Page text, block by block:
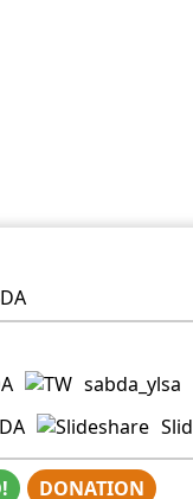
sabda_ylsa
DONATION